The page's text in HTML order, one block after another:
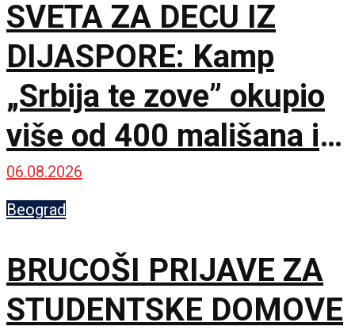
SVETA ZA DECU IZ
DIJASPORE: Kamp
„Srbija te zove” okupio
više od 400 mališana iz
17 zemalja
06.08.2026
Beograd
BRUCOŠI PRIJAVE ZA
STUDENTSKE DOMOVE